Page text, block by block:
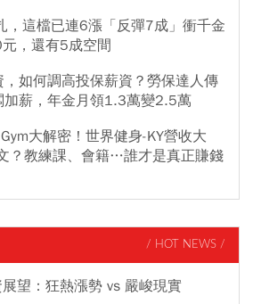
，這檔已連6漲「反彈7成」衝千金
，還有5成空間
如何調高投保薪資？勞保達人傳
加薪，年金月領1.3萬變2.5萬
大解密！世界健身-KY營收大
？教練課、會籍…誰才是真正賺錢
/ HOT NEWS /
望：狂熱漲勢 vs 嚴峻現實